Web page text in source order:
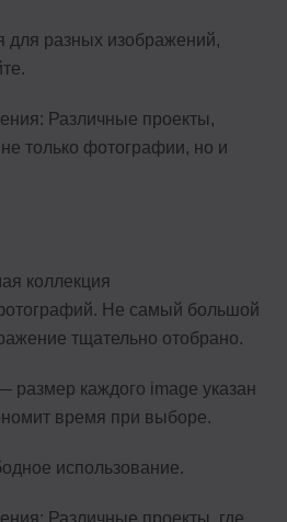
для разных изображений,
Различные проекты,
только фотографии, но и
коллекция
Не самый большой
тщательно отобрано.
размер каждого image указан
время при выборе.
использование.
Различные проекты, где